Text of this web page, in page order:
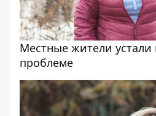
Местные жители устали
проблеме